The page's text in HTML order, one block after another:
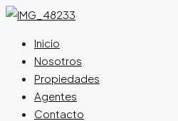
Inicio
Nosotros
Propiedades
Agentes
Contacto